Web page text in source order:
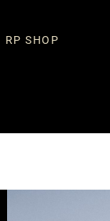
RP SHOP